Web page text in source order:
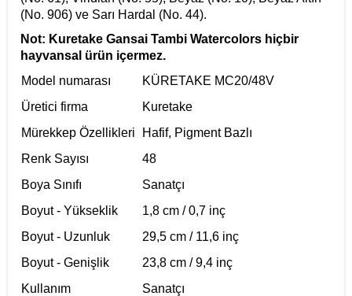
(No. 906) ve Sarı Hardal (No. 44).
Not: Kuretake Gansai Tambi Watercolors hiçbir
hayvansal ürün içermez.
Model numarası
KÜRETAKE MC20/48V
Üretici firma
Kuretake
Mürekkep Özellikleri
Hafif, Pigment Bazlı
Renk Sayısı
48
Boya Sınıfı
Sanatçı
Boyut - Yükseklik
1,8 cm / 0,7 inç
Boyut - Uzunluk
29,5 cm / 11,6 inç
Boyut - Genişlik
23,8 cm / 9,4 inç
Kullanım
Sanatçı